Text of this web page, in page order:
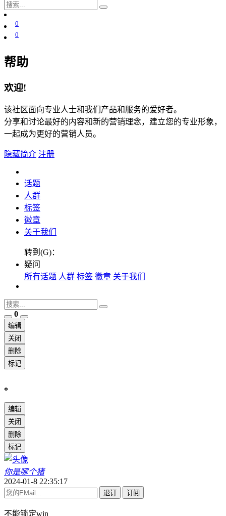
0
0
帮助
欢迎!
该社区面向专业人士和我们产品和服务的爱好者。
分享和讨论最好的内容和新的营销理念，建立您的专业形象，
一起成为更好的营销人员。
隐藏简介 注册
话题
人群
标签
徽章
关于我们
转到(G)：
疑问
所有话题 人群 标签 徽章 关于我们
0
编辑
关闭
删除
标记
。
编辑
关闭
删除
标记
你是哪个猪
2024-01-8 22:35:17
退订 订阅
不能锁定win